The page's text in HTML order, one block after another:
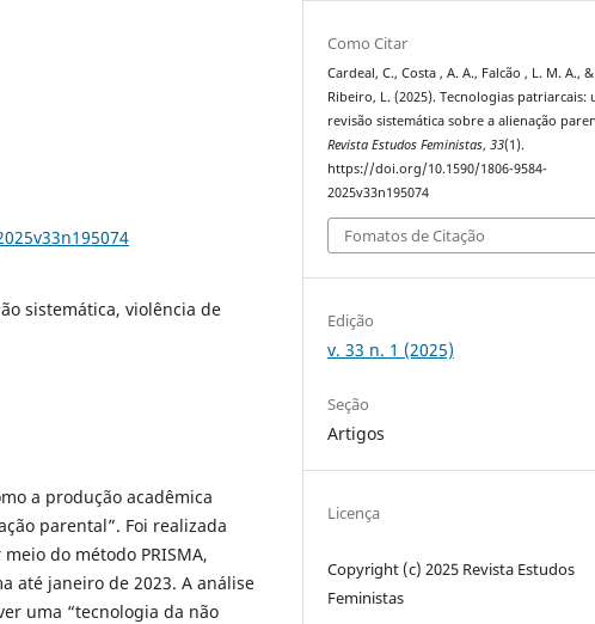
sistemática, violência de
a produção acadêmica
parental”. Foi realizada
do método PRISMA,
até janeiro de 2023. A análise
uma “tecnologia da não
Como Citar
Cardeal, C., Costa , A. A., Falcão , L. M. A., &
Ribeiro, L. (2025). Tecnologias patriarcais:
revisão sistemática sobre a alienação
Revista Estudos Feministas,33(1).
https://doi.org/10.1590/1806-9584-
2025v33n195074
Fomatos de Citação
Edição
v. 33 n. 1 (2025)
Seção
Artigos
Licença
Copyright (c) 2025 Revista Estudos
Feministas